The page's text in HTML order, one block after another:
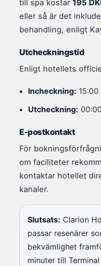
till spa kostar 195
eller så är det
behandling, enligt
Utcheckningstid
Enligt hotellets
Incheckning:
Utcheckning:
E-postkontakt
För
om faciliteter
kontaktar hotellet
kanaler.
Slutsats: Clarion
passar resenärer
bekvämlighet
minuter till